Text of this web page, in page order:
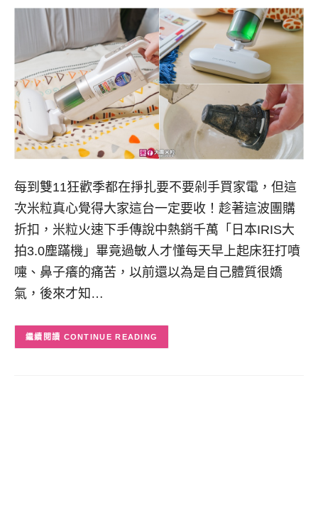
每到雙11狂歡季都在掙扎要不要剁手買家電，但這
次米粒真心覺得大家這台一定要收！趁著這波團購
折扣，米粒火速下手傳說中熱銷千萬「日本IRIS大
拍3.0塵蹣機」畢竟過敏人才懂每天早上起床狂打噴
嚏、鼻子癢的痛苦，以前還以為是自己體質很嬌
氣，後來才知…
CONTINUE READING